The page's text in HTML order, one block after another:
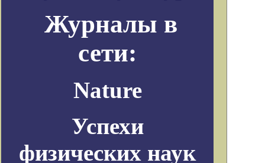
Журналы в
сети:
Nature
Успехи
физических наук